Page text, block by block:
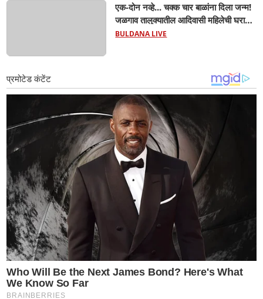
एक-दोन नव्हे... चक्क चार बाळांना दिला जन्म!
जळगाव तालुक्यातील आदिवासी महिलेची घरातच
प्रसूती; आता झाली ७ लेकरांची माय ! वैद्यकीय
BULDANA LIVE